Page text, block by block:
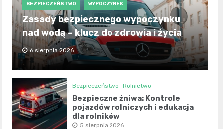
BEZPIECZEŃSTWO WYPOCZYNEK
Zasady bezpiecznego wypoczynku
nad wodą – klucz do zdrowia i życia
6 sierpnia 2026
Bezpieczeństwo Rolnictwo
Bezpieczne żniwa: Kontrole
pojazdów rolniczych i edukacja
dla rolników
5 sierpnia 2026